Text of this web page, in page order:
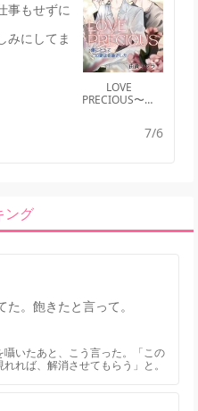
事もせずに
みにしてま
LOVE
PRECIOUS〜ラ
7/6
ング
。飽きたと言って。
いたあと、こう言った。「この
れば、解消させてもらう」と。